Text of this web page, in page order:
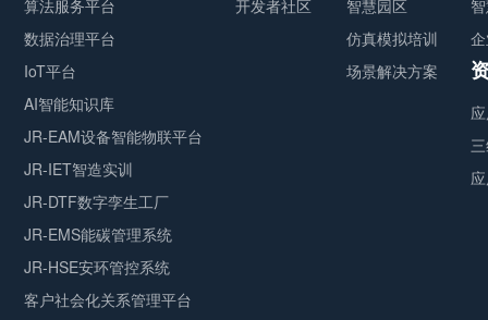
算法服务平台
数据治理平台
IoT平台
AI智能知识库
JR-EAM设备智能物联平台
JR-IET智造实训
JR-DTF数字孪生工厂
JR-EMS能碳管理系统
JR-HSE安环管控系统
客户社会化关系管理平台
开发者社区
智慧园区
仿真模拟培训
场景解决方案